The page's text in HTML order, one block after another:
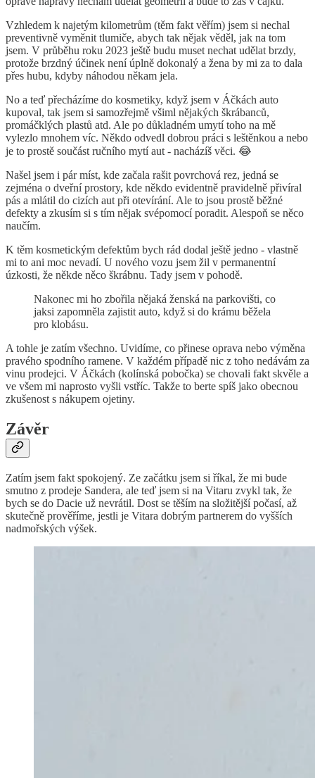
Vzhledem k najetým kilometrům (těm fakt věřím) jsem si nechal
preventivně vyměnit tlumiče, abych tak nějak věděl, jak na tom
jsem. V průběhu roku 2023 ještě budu muset nechat udělat brzdy,
protože brzdný účinek není úplně dokonalý a žena by mi za to dala
přes hubu, kdyby náhodou někam jela.
No a teď přecházíme do kosmetiky, když jsem v Áčkách auto
kupoval, tak jsem si samozřejmě všiml nějakých škrábanců,
promáčklých plastů atd. Ale po důkladném umytí toho na mě
vylezlo mnohem víc. Někdo odvedl dobrou práci s leštěnkou a nebo
je to prostě součást ručního mytí aut - nacházíš věci. 😂
Našel jsem i pár míst, kde začala rašit povrchová rez, jedná se
zejména o dveřní prostory, kde někdo evidentně pravidelně přivíral
pás a mlátil do cizích aut při otevírání. Ale to jsou prostě běžné
defekty a zkusím si s tím nějak svépomocí poradit. Alespoň se něco
naučím.
K těm kosmetickým defektům bych rád dodal ještě jedno - vlastně
mi to ani moc nevadí. U nového vozu jsem žil v permanentní
úzkosti, že někde něco škrábnu. Tady jsem v pohodě.
Nakonec mi ho zbořila nějaká ženská na parkovišti, co
jaksi zapomněla zajistit auto, když si do krámu běžela
pro klobásu.
A tohle je zatím všechno. Uvidíme, co přinese oprava nebo výměna
pravého spodního ramene. V každém případě nic z toho nedávám za
vinu prodejci. V Áčkách (kolínská pobočka) se chovali fakt skvěle a
ve všem mi naprosto vyšli vstříc. Takže to berte spíš jako obecnou
zkušenost s nákupem ojetiny.
Závěr
Zatím jsem fakt spokojený. Ze začátku jsem si říkal, že mi bude
smutno z prodeje Sandera, ale teď jsem si na Vitaru zvykl tak, že
bych se do Dacie už nevrátil. Dost se těším na složitější počasí, až
skutečně prověříme, jestli je Vitara dobrým partnerem do vyšších
nadmořských výšek.